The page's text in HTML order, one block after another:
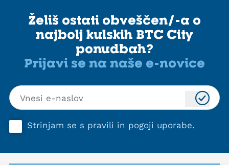
Želiš ostati obveščen/-a o
najbolj kulskih BTC City
ponudbah?
Prijavi se na naše e-novice
Strinjam se s pravili in pogoji uporabe.